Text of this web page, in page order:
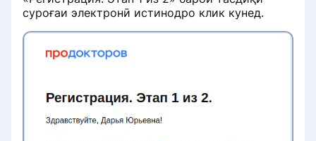
Данные реальной практики
Бесплатный приём при условии
лечения
суроғаи электронӣ истинодро клик кунед.